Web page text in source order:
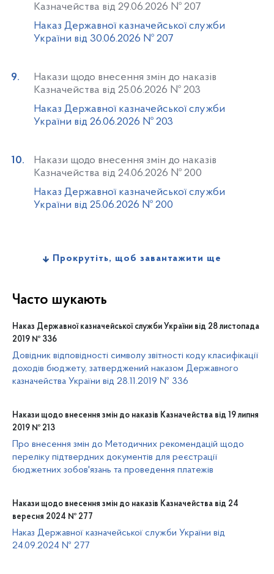
Казначейства від 29.06.2026 № 207
Наказ Державної казначейської служби
України від 30.06.2026 № 207
Накази щодо внесення змін до наказів
Казначейства від 25.06.2026 № 203
Наказ Державної казначейської служби
України від 26.06.2026 № 203
Накази щодо внесення змін до наказів
Казначейства від 24.06.2026 № 200
Наказ Державної казначейської служби
України від 25.06.2026 № 200
Прокрутіть, щоб завантажити ще
Часто шукають
Наказ Державної казначейської служби України від 28 листопада
2019 № 336
Довідник відповідності символу звітності коду класифікації
доходів бюджету, затверджений наказом Державного
казначейства України від 28.11.2019 № 336
Накази щодо внесення змін до наказів Казначейства від 19 липня
2019 № 213
Про внесення змін до Методичних рекомендацій щодо
переліку підтвердних документів для реєстрації
бюджетних зобов'язань та проведення платежів
Накази щодо внесення змін до наказів Казначейства від 24
вересня 2024 № 277
Наказ Державної казначейської служби України від
24.09.2024 № 277